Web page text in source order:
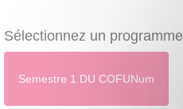
Sélectionnez un programme
Semestre 1 DU COFUNum